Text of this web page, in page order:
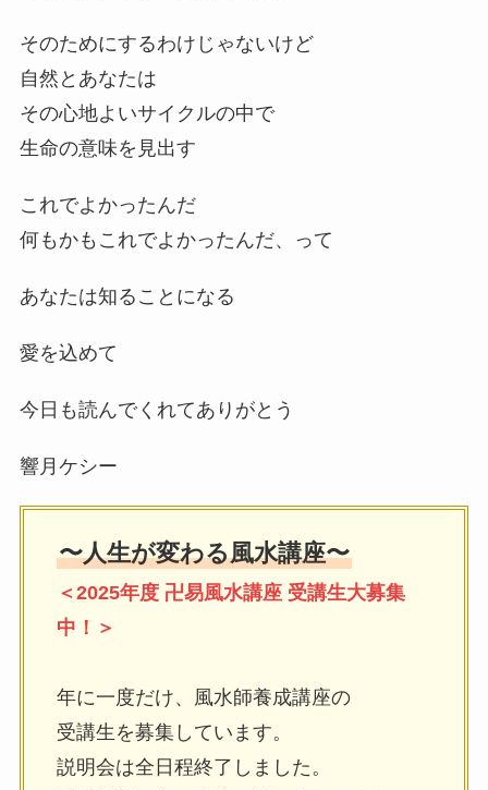
そのためにするわけじゃないけど
自然とあなたは
その心地よいサイクルの中で
生命の意味を見出す
これでよかったんだ
何もかもこれでよかったんだ、って
あなたは知ることになる
愛を込めて
今日も読んでくれてありがとう
響月ケシー
〜人生が変わる風水講座〜
＜2025年度 卍易風水講座 受講生大募集
中！＞
年に一度だけ、風水師養成講座の
受講生を募集しています。
説明会は全日程終了しました。